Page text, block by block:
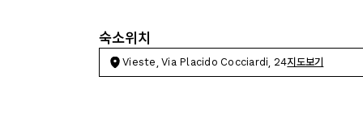
숙소위치
Vieste, Via Placido Cocciardi, 24지도보기